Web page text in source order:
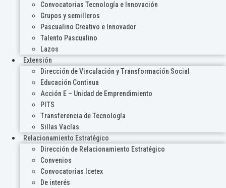
Convocatorias Tecnología e Innovación
Grupos y semilleros
Pascualino Creativo e Innovador
Talento Pascualino
Lazos
Extensión
Dirección de Vinculación y Transformación Social
Educación Continua
Acción E – Unidad de Emprendimiento
PITS
Transferencia de Tecnología
Sillas Vacías
Relacionamiento Estratégico
Dirección de Relacionamiento Estratégico
Convenios
Convocatorias Icetex
De interés